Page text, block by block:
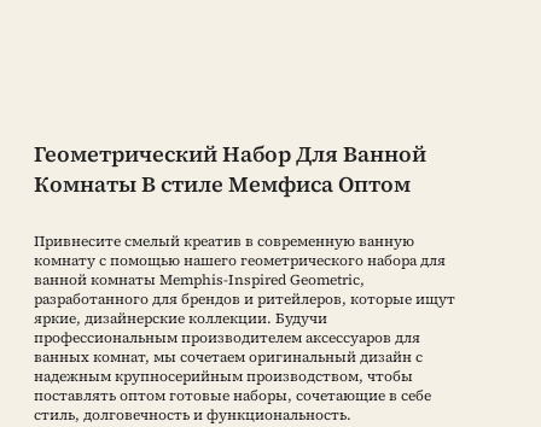
Геометрический Набор Для Ванной
Комнаты В стиле Мемфиса Оптом
Привнесите смелый креатив в современную ванную
комнату с помощью нашего геометрического набора для
ванной комнаты Memphis-Inspired Geometric,
разработанного для брендов и ритейлеров, которые ищут
яркие, дизайнерские коллекции. Будучи
профессиональным производителем аксессуаров для
ванных комнат, мы сочетаем оригинальный дизайн с
надежным крупносерийным производством, чтобы
поставлять оптом готовые наборы, сочетающие в себе
стиль, долговечность и функциональность.